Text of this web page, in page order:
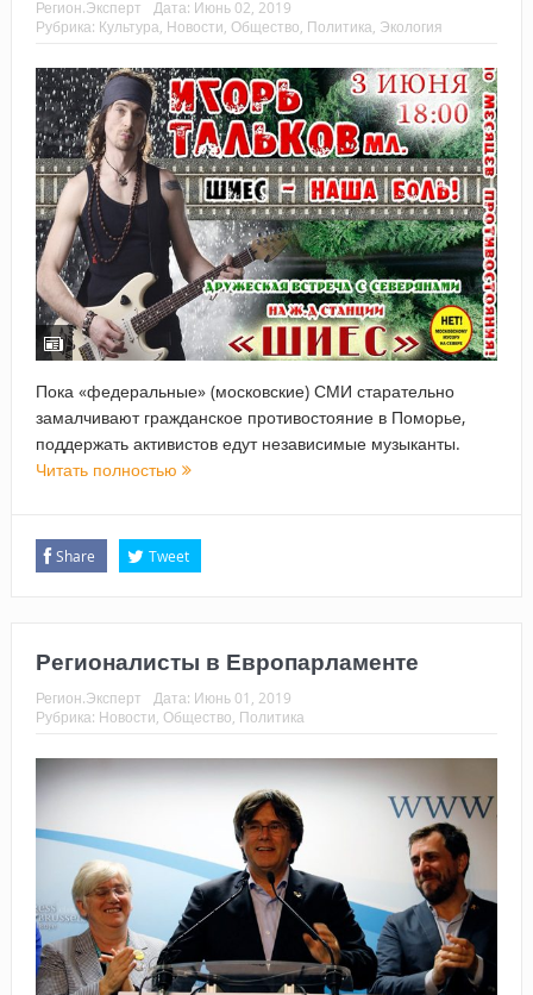
Регион.Эксперт Дата: Июнь 02, 2019
Рубрика: Культура, Новости, Общество, Политика, Экология
Пока «федеральные» (московские) СМИ старательно
замалчивают гражданское противостояние в Поморье,
поддержать активистов едут независимые музыканты.
Читать полностью
Share Tweet
Регионалисты в Европарламенте
Регион.Эксперт Дата: Июнь 01, 2019
Рубрика: Новости, Общество, Политика